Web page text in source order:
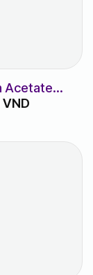
Acetate
chính
VND